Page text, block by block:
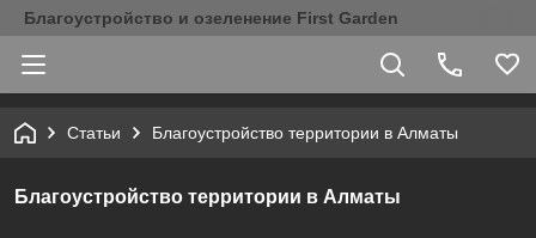
Благоустройство и озеленение First Garden
Статьи Благоустройство территории в Алматы
Благоустройство территории в Алматы